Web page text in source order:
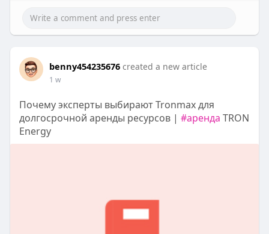
benny454235676 created a new article
1 w
Почему эксперты выбирают Tronmax для
долгосрочной аренды ресурсов | #аренда TRON
Energy